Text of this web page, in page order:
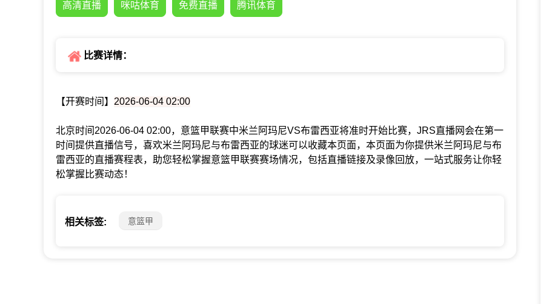
高清直播 咪咕体育 免费直播 腾讯体育
比赛详情：
【开赛时间】 2026-06-04 02:00
北京时间2026-06-04 02:00，意篮甲联赛中米兰阿玛尼VS布雷西亚将准时开始比赛，JRS直播网会在第一
时间提供直播信号，喜欢米兰阿玛尼与布雷西亚的球迷可以收藏本页面，本页面为你提供米兰阿玛尼与布
雷西亚的直播赛程表，助您轻松掌握意篮甲联赛赛场情况，包括直播链接及录像回放，一站式服务让你轻
松掌握比赛动态！
相关标签: 意篮甲